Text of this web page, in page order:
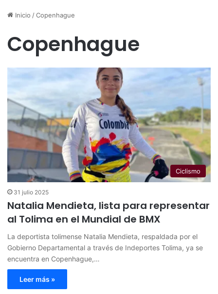
Inicio /Copenhague
Copenhague
Ciclismo
31 julio 2025
Natalia Mendieta, lista para representar
al Tolima en el Mundial de BMX
La deportista tolimense Natalia Mendieta, respaldada por el
Gobierno Departamental a través de Indeportes Tolima, ya se
encuentra en Copenhague,…
Leer más »